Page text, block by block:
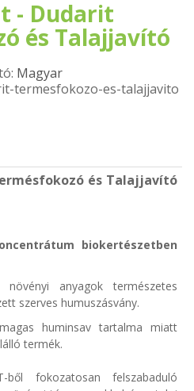
- Dudarit
és Talajjavító
Magyar
termesfokozo-es-talajjavito
és Talajjavító
biokertészetben
anyagok természetes
szerves humuszásvány.
huminsav tartalma miatt
termék.
-ből fokozatosan felszabaduló